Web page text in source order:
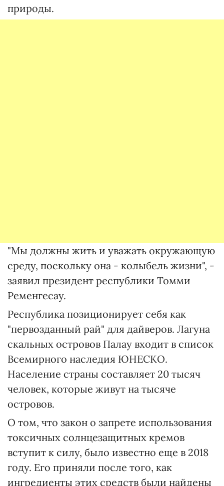
природы.
"Мы должны жить и уважать окружающую
среду, поскольку она - колыбель жизни", -
заявил президент республики Томми
Ременгесау.
Республика позиционирует себя как
"первозданный рай" для дайверов. Лагуна
скальных островов Палау входит в список
Всемирного наследия ЮНЕСКО.
Население страны составляет 20 тысяч
человек, которые живут на тысяче
островов.
О том, что закон о запрете использования
токсичных солнцезащитных кремов
вступит к силу, было известно еще в 2018
году. Его приняли после того, как
ингредиенты этих средств были найдены